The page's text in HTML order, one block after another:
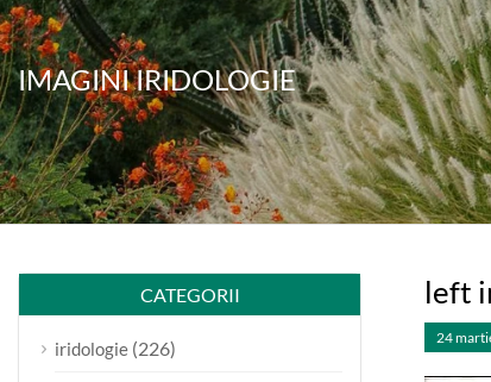
IMAGINI IRIDOLOGIE
left
24
CATEGORII
iridologie (226)